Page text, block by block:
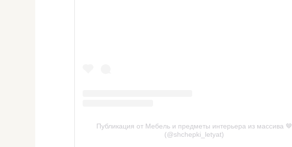
Публикация от Мебель и предметы интерьера из массива 🤎
(@shchepki_letyat)